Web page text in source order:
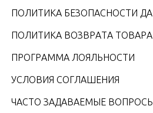
ПОЛИТИКА БЕЗОПАСНОСТИ
ПОЛИТИКА ВОЗВРАТА ТОВАРА
ПРОГРАММА ЛОЯЛЬНОСТИ
УСЛОВИЯ СОГЛАШЕНИЯ
ЧАСТО ЗАДАВАЕМЫЕ